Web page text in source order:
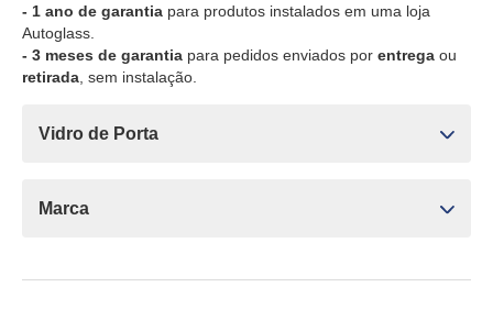
- 1 ano de garantia para produtos instalados em uma loja
Autoglass.
- 3 meses de garantia para pedidos enviados por entrega ou
retirada , sem instalação.
Vidro de Porta
Marca